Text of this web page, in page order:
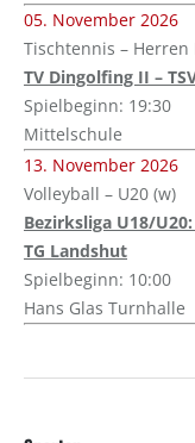
05. November 2026
Tischtennis – Herren
TV Dingolfing II –
Spielbeginn: 19:30
Mittelschule
13. November 2026
Volleyball – U20 (w)
Bezirksliga U18/
TG Landshut
Spielbeginn: 10:00
Hans Glas Turnhalle